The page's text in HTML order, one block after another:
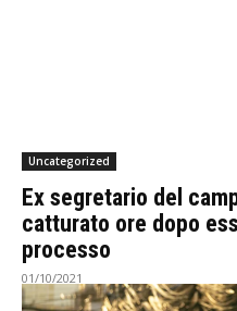
Uncategorized
Ex segretario del
catturato ore dopo
processo
01/10/2021